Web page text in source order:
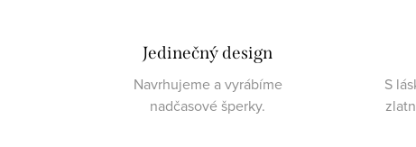
Jedinečný design
Navrhujeme a vyrábíme
nadčasové šperky.
S